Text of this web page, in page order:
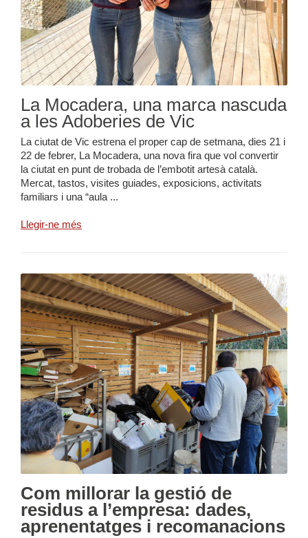
La Mocadera, una marca nascuda
a les Adoberies de Vic
La ciutat de Vic estrena el proper cap de setmana, dies 21 i
22 de febrer, La Mocadera, una nova fira que vol convertir
la ciutat en punt de trobada de l’embotit artesà català.
Mercat, tastos, visites guiades, exposicions, activitats
familiars i una “aula ...
Llegir-ne més
Com millorar la gestió de
residus a l’empresa: dades,
aprenentatges i recomanacions